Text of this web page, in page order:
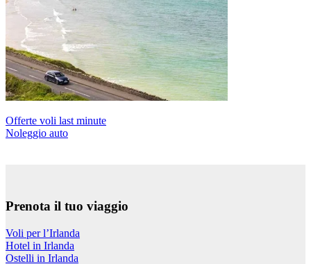
Offerte voli last minute
Noleggio auto
Prenota il tuo viaggio
Voli per l’Irlanda
Hotel in Irlanda
Ostelli in Irlanda